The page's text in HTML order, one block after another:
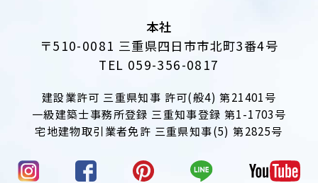
本社
〒510-0081 三重県四日市市北町3番4号
TEL 059-356-0817
建設業許可 三重県知事 許可(般4) 第21401号
一級建築士事務所登録 三重知事登録 第1-1703号
宅地建物取引業者免許 三重県知事(5) 第2825号